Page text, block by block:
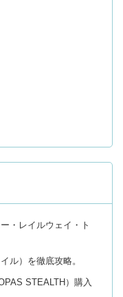
・レイルウェイ・ト
ル）を徹底攻略。
STEALTH）購入